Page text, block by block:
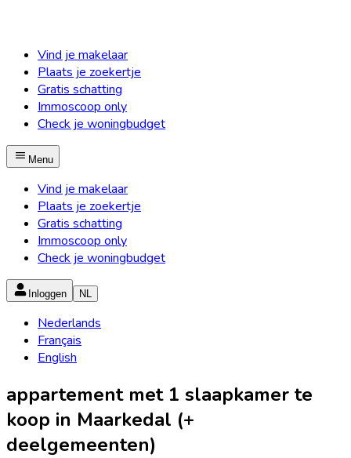
Vind je makelaar
Plaats je zoekertje
Gratis schatting
Immoscoop only
Check je woningbudget
Menu
Vind je makelaar
Plaats je zoekertje
Gratis schatting
Immoscoop only
Check je woningbudget
Inloggen NL
Nederlands
Français
English
appartement met 1 slaapkamer te
koop in Maarkedal (+
deelgemeenten)